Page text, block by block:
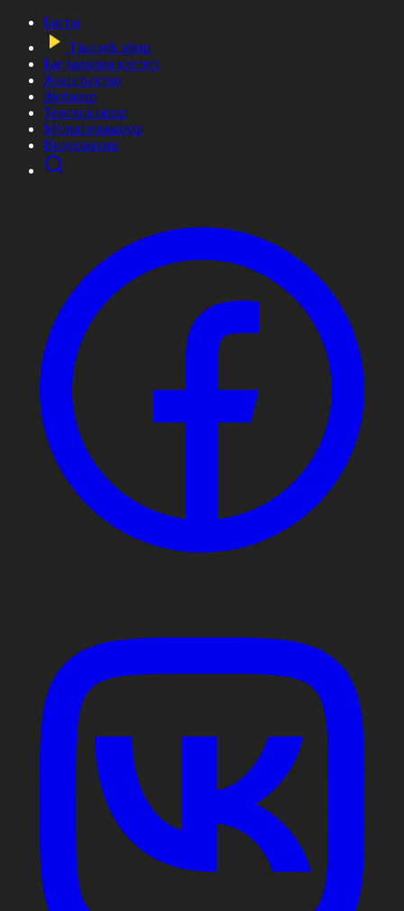
Басты
Тікелей эфир
Бағдарлама кестесі
Жаңалықтар
Жобалар
Телехикаялар
Мультсериалдар
Видеоархив